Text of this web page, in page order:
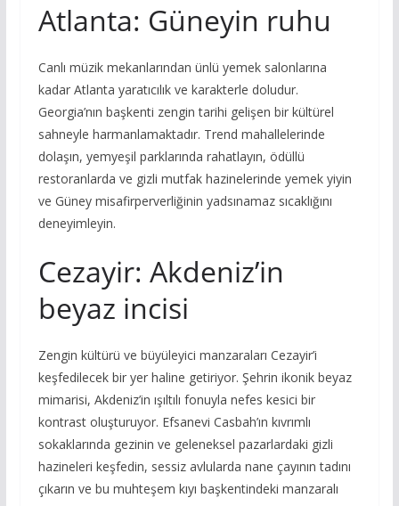
Atlanta: Güneyin ruhu
Canlı müzik mekanlarından ünlü yemek salonlarına
kadar Atlanta yaratıcılık ve karakterle doludur.
Georgia’nın başkenti zengin tarihi gelişen bir kültürel
sahneyle harmanlamaktadır. Trend mahallelerinde
dolaşın, yemyeşil parklarında rahatlayın, ödüllü
restoranlarda ve gizli mutfak hazinelerinde yemek yiyin
ve Güney misafirperverliğinin yadsınamaz sıcaklığını
deneyimleyin.
Cezayir: Akdeniz’in
beyaz incisi
Zengin kültürü ve büyüleyici manzaraları Cezayir’i
keşfedilecek bir yer haline getiriyor. Şehrin ikonik beyaz
mimarisi, Akdeniz’in ışıltılı fonuyla nefes kesici bir
kontrast oluşturuyor. Efsanevi Casbah’ın kıvrımlı
sokaklarında gezinin ve geleneksel pazarlardaki gizli
hazineleri keşfedin, sessiz avlularda nane çayının tadını
çıkarın ve bu muhteşem kıyı başkentindeki manzaralı